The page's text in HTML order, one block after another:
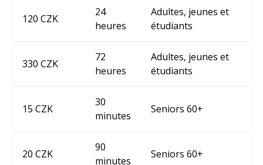
120 CZK
24
heures
Adultes, jeunes et
étudiants
330 CZK
72
heures
Adultes, jeunes et
étudiants
15 CZK
30
minutes
Seniors 60+
20 CZK
90
minutes
Seniors 60+